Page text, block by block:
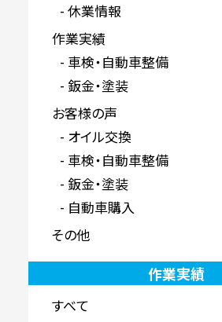
休業情報
作業実績
車検・自動車整備
鈑金・塗装
お客様の声
オイル交換
車検・自動車整備
鈑金・塗装
自動車購入
その他
作業実績
すべて